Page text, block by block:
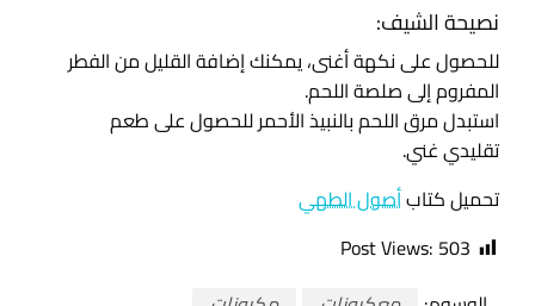
نصيحة الشيف:
للحصول على نكهة أغنى، يمكنك إضافة القليل من الفطر
المفروم إلى صلصة اللحم.
استبدل مرق اللحم بالنبيذ الأحمر للحصول على طعم
تقليدي غني.
تحميل كتابأصول الطهي
Post Views: 503